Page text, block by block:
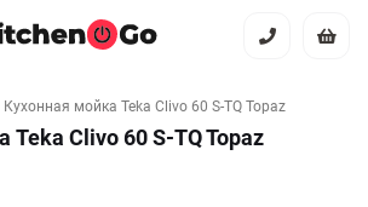
Кухонная мойка Teka Clivo 60 S-TQ Topaz
Teka Clivo 60 S-TQ Topaz